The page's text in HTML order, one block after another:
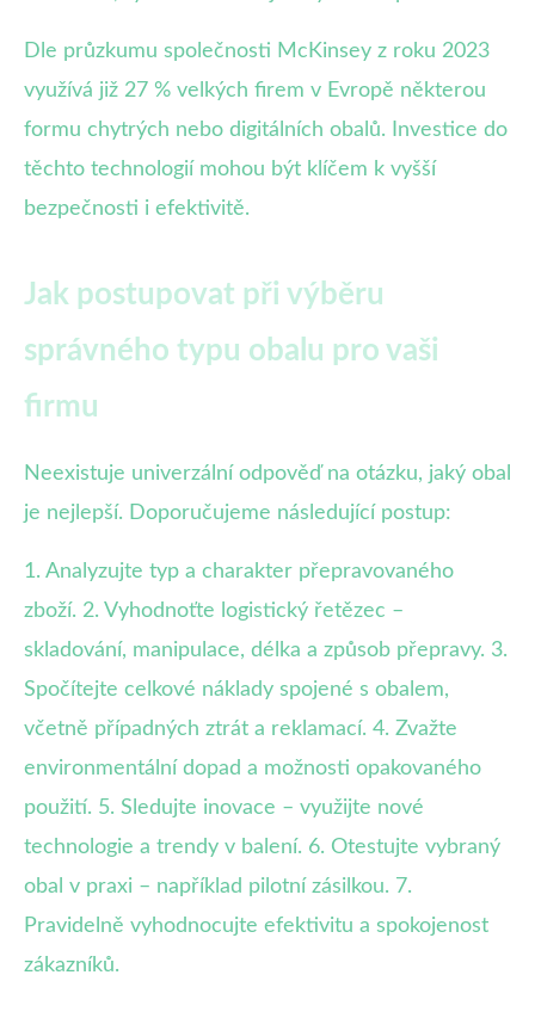
Dle průzkumu společnosti McKinsey z roku 2023
využívá již 27 % velkých firem v Evropě některou
formu chytrých nebo digitálních obalů. Investice do
těchto technologií mohou být klíčem k vyšší
bezpečnosti i efektivitě.
Jak postupovat při výběru
správného typu obalu pro vaši
firmu
Neexistuje univerzální odpověď na otázku, jaký obal
je nejlepší. Doporučujeme následující postup:
1. Analyzujte typ a charakter přepravovaného
zboží. 2. Vyhodnoťte logistický řetězec –
skladování, manipulace, délka a způsob přepravy. 3.
Spočítejte celkové náklady spojené s obalem,
včetně případných ztrát a reklamací. 4. Zvažte
environmentální dopad a možnosti opakovaného
použití. 5. Sledujte inovace – využijte nové
technologie a trendy v balení. 6. Otestujte vybraný
obal v praxi – například pilotní zásilkou. 7.
Pravidelně vyhodnocujte efektivitu a spokojenost
zákazníků.